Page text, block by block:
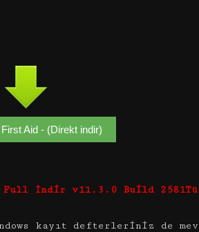
Aid - (Direkt indir)
İndir v11.3.0 Build
kayıt defterleriniz de